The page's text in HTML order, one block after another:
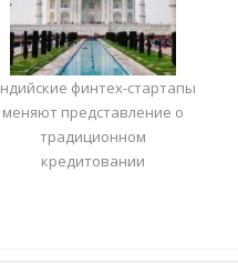
финтех-стартапы
меняют представление о
традиционном
кредитовании